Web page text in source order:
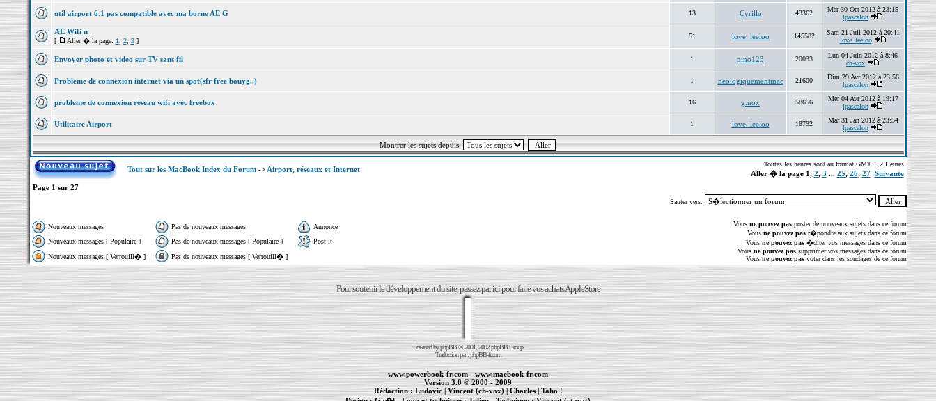
util airport 6.1 pas compatible avec ma borne AE G 13 Cyrillo 43362
Mar 30 Oct 2012 à 23:15
lpascalon
AE Wifi n
[ Aller � la page: 1 2, 3]
51 love_leeloo 145582
Sam 21 Juil 2012 à 20:41
love_leeloo
Envoyer photo et video sur TV sans fil 1 nino123 20033
Lun 04 Juin 2012 à 8:46
ch-vox
Probleme de connexion internet via un spot(sfr free bouyg..) 1 neologiquementmac 21600
Dim 29 Avr 2012 à 23:56
lpascalon
probleme de connexion réseau wifi avec freebox 16 g.nox 58656
Mer 04 Avr 2012 à 19:17
lpascalon
Utilitaire Airport 1 love_leeloo 18792
Mar 31 Jan 2012 à 23:54
lpascalon
Montrer les sujets depuis:
Tout sur les MacBook Index du Forum-> Airport, réseaux et Internet
Toutes les heures sont au format GMT + 2 Heures
Aller � la page 1, 2, 3 ... 25, 26, 27 Suivante
Page 1 sur 27
Sauter vers:
Nouveaux messages Pas de nouveaux messages
Annonce
Nouveaux messages [ Populaire ]
Pas de nouveaux messages [ Populaire ]
Post-it
Nouveaux messages [ Verrouill� ]
Pas de nouveaux messages [ Verrouill� ]
Vous ne pouvez pasposter de nouveaux sujets dans ce forum
Vous ne pouvez pasr�pondre aux sujets dans ce forum
Vous ne pouvez pas�diter vos messages dans ce forum
Vous ne pouvez passupprimer vos messages dans ce forum
Vous ne pouvez pasvoter dans les sondages de ce forum
Pour soutenir le développement du site, passez par ici pour faire vos achats AppleStore
Powered byphpBB© 2001, 2002 phpBB Group
Traduction par :phpBB-fr.com
www.powerbook-fr.com -www.macbook-fr.com
Version 3.0 © 2000 - 2009
Rédaction :Ludovic|Vincent (ch-vox)|Charles|Taho !